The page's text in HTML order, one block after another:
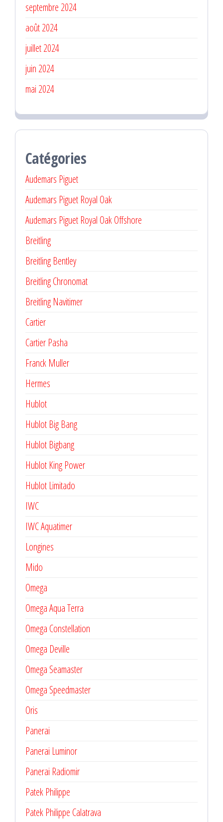
septembre 2024
août 2024
juillet 2024
juin 2024
mai 2024
Catégories
Audemars Piguet
Audemars Piguet Royal Oak
Audemars Piguet Royal Oak Offshore
Breitling
Breitling Bentley
Breitling Chronomat
Breitling Navitimer
Cartier
Cartier Pasha
Franck Muller
Hermes
Hublot
Hublot Big Bang
Hublot Bigbang
Hublot King Power
Hublot Limitado
IWC
IWC Aquatimer
Longines
Mido
Omega
Omega Aqua Terra
Omega Constellation
Omega Deville
Omega Seamaster
Omega Speedmaster
Oris
Panerai
Panerai Luminor
Panerai Radiomir
Patek Philippe
Patek Philippe Calatrava